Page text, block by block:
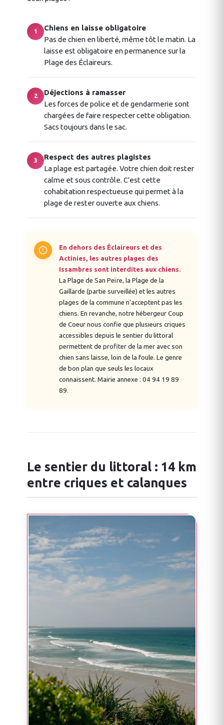
1
Chiens en laisse obligatoire
Pas de chien en liberté, même tôt le matin. La
laisse est obligatoire en permanence sur la
Plage des Éclaireurs.
2
Déjections à ramasser
Les forces de police et de gendarmerie sont
chargées de faire respecter cette obligation.
Sacs toujours dans le sac.
3
Respect des autres plagistes
La plage est partagée. Votre chien doit rester
calme et sous contrôle. C’est cette
cohabitation respectueuse qui permet à la
plage de rester ouverte aux chiens.
En dehors des Éclaireurs et des
Actinies, les autres plages des
Issambres sont interdites aux chiens.
La Plage de San Peïre, la Plage de la
Gaillarde (partie surveillée) et les autres
plages de la commune n’acceptent pas les
chiens. En revanche, notre hébergeur Coup
de Coeur nous confie que plusieurs criques
accessibles depuis le sentier du littoral
permettent de profiter de la mer avec son
chien sans laisse, loin de la foule. Le genre
de bon plan que seuls les locaux
connaissent. Mairie annexe : 04 94 19 89
89.
Le sentier du littoral : 14 km
entre criques et calanques